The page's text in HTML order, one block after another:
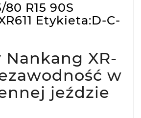
80 R15 90S
Etykieta:D-C-
Nankang XR-
w
jeździe